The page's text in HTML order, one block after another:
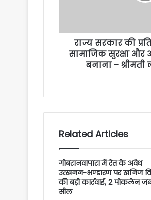
राज्य सरकार की
सामाजिक सुरक्षा
बनाना – श्रीमती
Related Articles
गोबरानवापारा में रेत के अवैध
उत्खनन-भण्डारण पर खनिज
की बड़ी कार्रवाई, 2 पोकलेन
सील